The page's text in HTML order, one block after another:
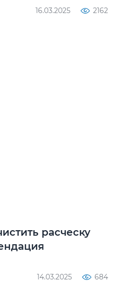
16.03.2025 2162
расческу
14.03.2025 684